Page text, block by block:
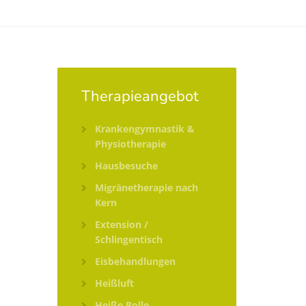
Therapieangebot
Krankengymnastik &
Physiotherapie
Hausbesuche
Migränetherapie nach
Kern
Extension /
Schlingentisch
Eisbehandlungen
Heißluft